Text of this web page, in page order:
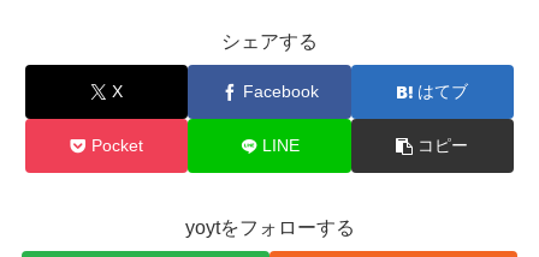
シェアする
X Facebook はてブ
Pocket LINE コピー
yoytをフォローする